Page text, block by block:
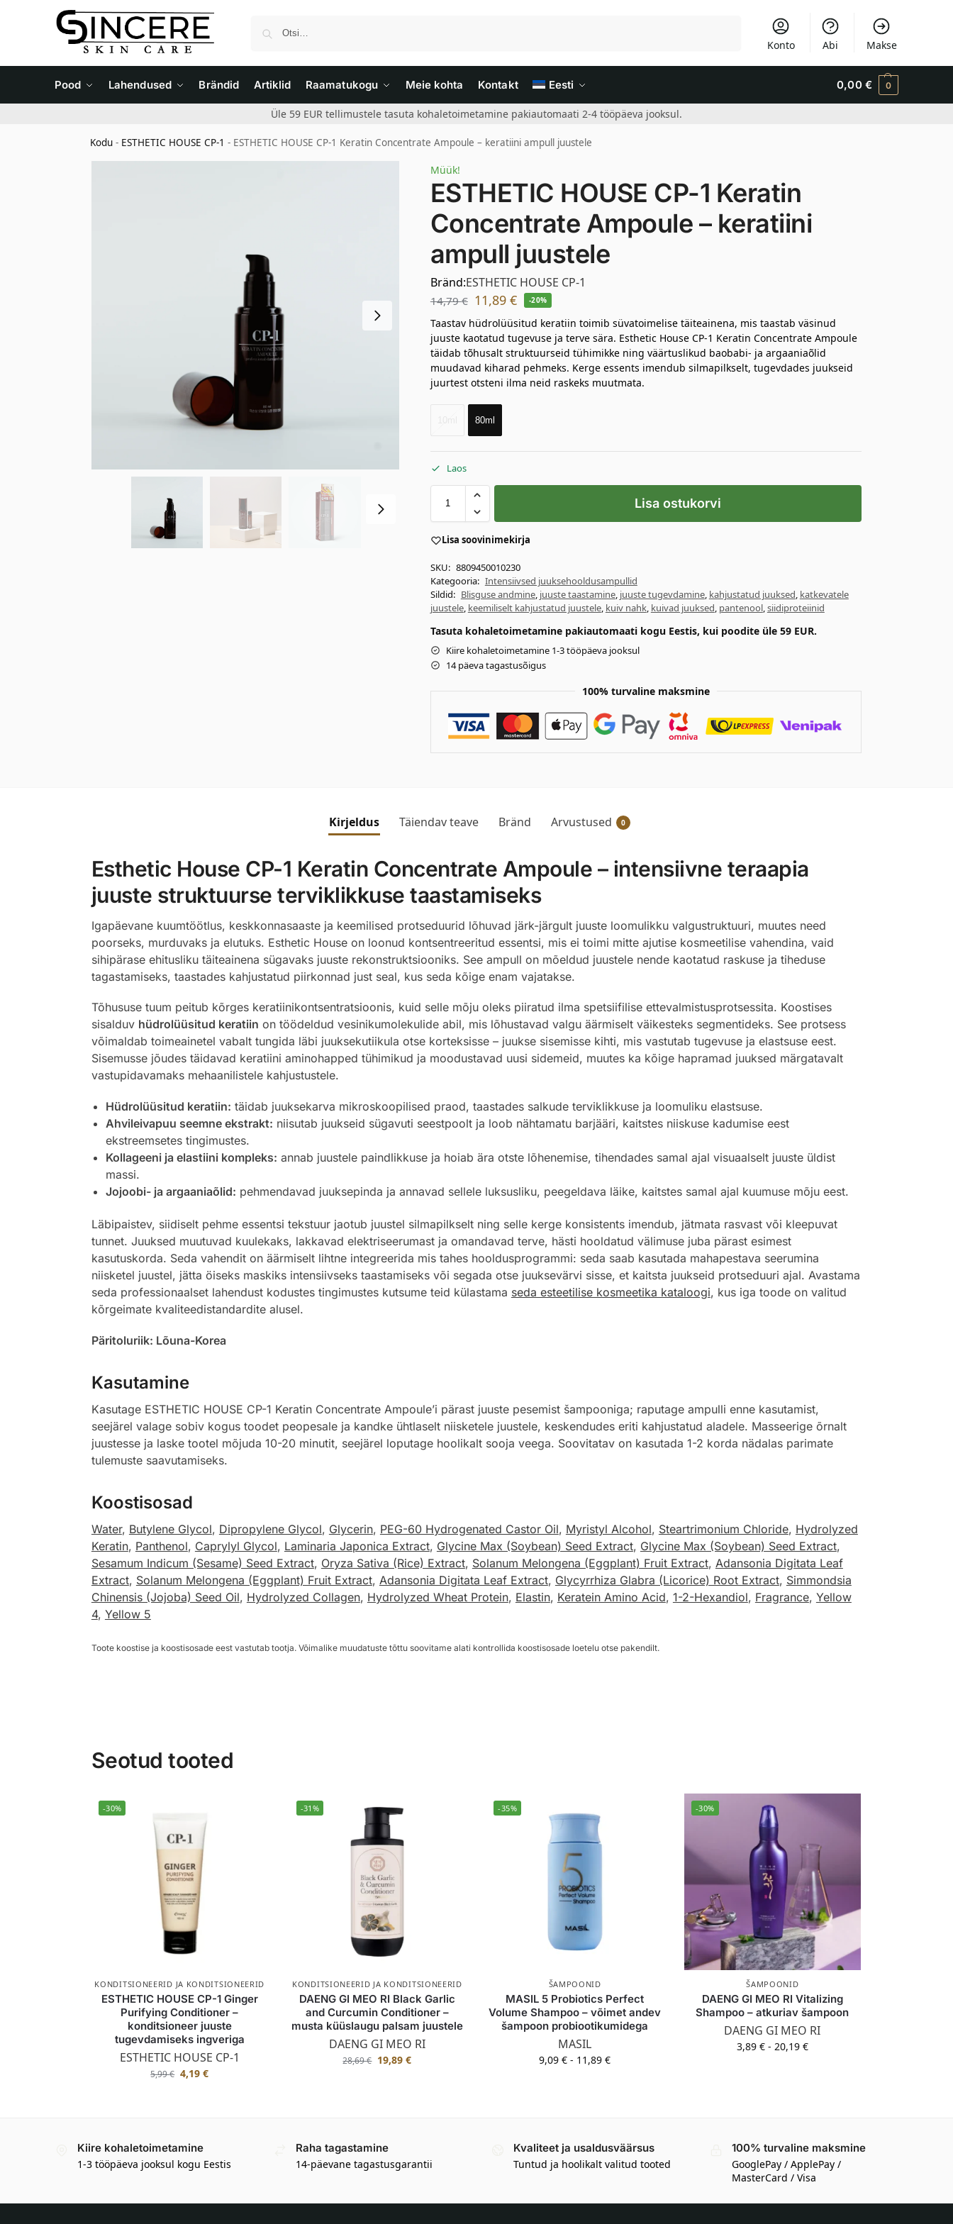
Konto Abi Makse
Pood Lahendused Brändid Artiklid Raamatukogu Meie kohta Kontakt Eesti 0,00 € 0
Üle 59 EUR tellimustele tasuta kohaletoimetamine pakiautomaati 2-4 tööpäeva jooksul.
Kodu - ESTHETIC HOUSE CP-1 - ESTHETIC HOUSE CP-1 Keratin Concentrate Ampoule – keratiini ampull juustele
Müük!
ESTHETIC HOUSE CP-1 Keratin
Concentrate Ampoule – keratiini
ampull juustele
Bränd:ESTHETIC HOUSE CP-1
14,79€ 11,89 € -20%
Taastav hüdrolüüsitud keratiin toimib süvatoimelise täiteainena, mis taastab väsinud
juuste kaotatud tugevuse ja terve sära. Esthetic House CP-1 Keratin Concentrate Ampoule
täidab tõhusalt struktuurseid tühimikke ning väärtuslikud baobabi- ja argaaniaõlid
muudavad kiharad pehmeks. Kerge essents imendub silmapilkselt, tugevdades juukseid
juurtest otsteni ilma neid raskeks muutmata.
80ml
Laos
Lisa ostukorvi
Lisa soovinimekirja
SKU: 8809450010230
Kategooria: Intensiivsed juuksehooldusampullid
Sildid: Blisguse andmine, juuste taastamine, juuste tugevdamine, kahjustatud juuksed, katkevatele
juustele, keemiliselt kahjustatud juustele, kuiv nahk, kuivad juuksed, pantenool,siidiproteiinid
Tasuta kohaletoimetamine pakiautomaati kogu Eestis, kui poodite üle 59 EUR.
Kiire kohaletoimetamine 1-3 tööpäeva jooksul
14 päeva tagastusõigus
100% turvaline maksmine
Kirjeldus Täiendav teave Bränd Arvustused 0
Esthetic House CP-1 Keratin Concentrate Ampoule – intensiivne teraapia
juuste struktuurse terviklikkuse taastamiseks
Igapäevane kuumtöötlus, keskkonnasaaste ja keemilised protseduurid lõhuvad järk-järgult juuste loomulikku valgustruktuuri, muutes need
poorseks, murduvaks ja elutuks. Esthetic House on loonud kontsentreeritud essentsi, mis ei toimi mitte ajutise kosmeetilise vahendina, vaid
sihipärase ehitusliku täiteainena sügavaks juuste rekonstruktsiooniks. See ampull on mõeldud juustele nende kaotatud raskuse ja tiheduse
tagastamiseks, taastades kahjustatud piirkonnad just seal, kus seda kõige enam vajatakse.
Tõhususe tuum peitub kõrges keratiinikontsentratsioonis, kuid selle mõju oleks piiratud ilma spetsiifilise ettevalmistusprotsessita. Koostises
sisalduv hüdrolüüsitud keratiin on töödeldud vesinikumolekulide abil, mis lõhustavad valgu äärmiselt väikesteks segmentideks. See protsess
võimaldab toimeainetel vabalt tungida läbi juuksekutiikula otse korteksisse – juukse sisemisse kihti, mis vastutab tugevuse ja elastsuse eest.
Sisemusse jõudes täidavad keratiini aminohapped tühimikud ja moodustavad uusi sidemeid, muutes ka kõige hapramad juuksed märgatavalt
vastupidavamaks mehaanilistele kahjustustele.
Hüdrolüüsitud keratiin: täidab juuksekarva mikroskoopilised praod, taastades salkude terviklikkuse ja loomuliku elastsuse.
Ahvileivapuu seemne ekstrakt: niisutab juukseid sügavuti seestpoolt ja loob nähtamatu barjääri, kaitstes niiskuse kadumise eest
ekstreemsetes tingimustes.
Kollageeni ja elastiini kompleks: annab juustele paindlikkuse ja hoiab ära otste lõhenemise, tihendades samal ajal visuaalselt juuste üldist
massi.
Jojoobi- ja argaaniaõlid: pehmendavad juuksepinda ja annavad sellele luksusliku, peegeldava läike, kaitstes samal ajal kuumuse mõju eest.
Läbipaistev, siidiselt pehme essentsi tekstuur jaotub juustel silmapilkselt ning selle kerge konsistents imendub, jätmata rasvast või kleepuvat
tunnet. Juuksed muutuvad kuulekaks, lakkavad elektriseerumast ja omandavad terve, hästi hooldatud välimuse juba pärast esimest
kasutuskorda. Seda vahendit on äärmiselt lihtne integreerida mis tahes hooldusprogrammi: seda saab kasutada mahapestava seerumina
niisketel juustel, jätta öiseks maskiks intensiivseks taastamiseks või segada otse juuksevärvi sisse, et kaitsta juukseid protseduuri ajal. Avastama
seda professionaalset lahendust kodustes tingimustes kutsume teid külastama seda esteetilise kosmeetika kataloogi, kus iga toode on valitud
kõrgeimate kvaliteedistandardite alusel.
Päritoluriik: Lõuna-Korea
Kasutamine
Kasutage ESTHETIC HOUSE CP-1 Keratin Concentrate Ampoule’i pärast juuste pesemist šampooniga; raputage ampulli enne kasutamist,
seejärel valage sobiv kogus toodet peopesale ja kandke ühtlaselt niisketele juustele, keskendudes eriti kahjustatud aladele. Masseerige õrnalt
juustesse ja laske tootel mõjuda 10-20 minutit, seejärel loputage hoolikalt sooja veega. Soovitatav on kasutada 1-2 korda nädalas parimate
tulemuste saavutamiseks.
Koostisosad
Water, Butylene Glycol, Dipropylene Glycol, Glycerin, PEG-60 Hydrogenated Castor Oil, Myristyl Alcohol, Steartrimonium Chloride, Hydrolyzed
Keratin, Panthenol, Caprylyl Glycol, Laminaria Japonica Extract, Glycine Max (Soybean) Seed Extract, Glycine Max (Soybean) Seed Extract,
Sesamum Indicum (Sesame) Seed Extract, Oryza Sativa (Rice) Extract, Solanum Melongena (Eggplant) Fruit Extract, Adansonia Digitata Leaf
Extract, Solanum Melongena (Eggplant) Fruit Extract, Adansonia Digitata Leaf Extract, Glycyrrhiza Glabra (Licorice) Root Extract, Simmondsia
Chinensis (Jojoba) Seed Oil, Hydrolyzed Collagen, Hydrolyzed Wheat Protein, Elastin, Keratein Amino Acid, 1-2-Hexandiol, Fragrance, Yellow
4, Yellow 5
Toote koostise ja koostisosade eest vastutab tootja. Võimalike muudatuste tõttu soovitame alati kontrollida koostisosade loetelu otse pakendilt.
Seotud tooted
-30%
KONDITSIONEERID JA KONDITSIONEERID
ESTHETIC HOUSE CP-1 Ginger
Purifying Conditioner –
konditsioneer juuste
tugevdamiseks ingveriga
ESTHETIC HOUSE CP-1
5,99€ 4,19€
-31%
KONDITSIONEERID JA KONDITSIONEERID
DAENG GI MEO RI Black Garlic
and Curcumin Conditioner –
musta küüslaugu palsam juustele
DAENG GI MEO RI
28,69€ 19,89€
-35%
ŠAMPOONID
MASIL 5 Probiotics Perfect
Volume Shampoo – võimet andev
šampoon probiootikumidega
MASIL
9,09€ - 11,89€
-30%
ŠAMPOONID
DAENG GI MEO RI Vitalizing
Shampoo – atkuriav šampoon
DAENG GI MEO RI
3,89 € - 20,19 €
Kiire kohaletoimetamine
1-3 tööpäeva jooksul kogu Eestis
Raha tagastamine
14-päevane tagastusgarantii
Kvaliteet ja usaldusväärsus
Tuntud ja hoolikalt valitud tooted
100% turvaline maksmine
GooglePay / ApplePay /
MasterCard / Visa